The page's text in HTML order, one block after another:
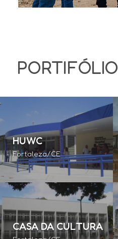
PORTIFÓLIO
HUWC
Fortaleza/CE
CASA DA CULTURA